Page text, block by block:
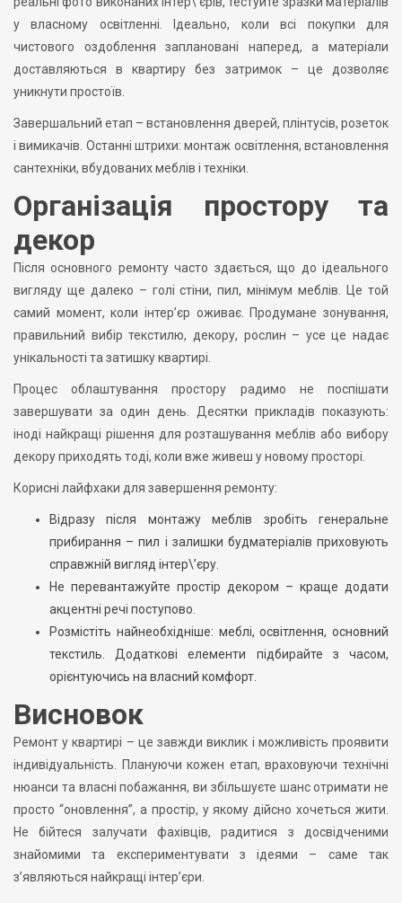
у власному освітленні. Ідеально, коли всі покупки для
чистового оздоблення заплановані наперед, а матеріали
доставляються в квартиру без затримок – це дозволяє
уникнути простоїв.
Завершальний етап – встановлення дверей, плінтусів, розеток
і вимикачів. Останні штрихи: монтаж освітлення, встановлення
сантехніки, вбудованих меблів і техніки.
Організація простору та
декор
Після основного ремонту часто здається, що до ідеального
вигляду ще далеко – голі стіни, пил, мінімум меблів. Це той
самий момент, коли інтер’єр оживає. Продумане зонування,
правильний вибір текстилю, декору, рослин – усе це надає
унікальності та затишку квартирі.
Процес облаштування простору радимо не поспішати
завершувати за один день. Десятки прикладів показують:
іноді найкращі рішення для розташування меблів або вибору
декору приходять тоді, коли вже живеш у новому просторі.
Корисні лайфхаки для завершення ремонту:
Відразу після монтажу меблів зробіть генеральне
прибирання – пил і залишки будматеріалів приховують
справжній вигляд інтер\’єру.
Не перевантажуйте простір декором – краще додати
акцентні речі поступово.
Розмістіть найнеобхідніше: меблі, освітлення, основний
текстиль. Додаткові елементи підбирайте з часом,
орієнтуючись на власний комфорт.
Висновок
Ремонт у квартирі – це завжди виклик і можливість проявити
індивідуальність. Плануючи кожен етап, враховуючи технічні
нюанси та власні побажання, ви збільшуєте шанс отримати не
просто “оновлення”, а простір, у якому дійсно хочеться жити.
Не бійтеся залучати фахівців, радитися з досвідченими
знайомими та експериментувати з ідеями – саме так
з’являються найкращі інтер’єри.